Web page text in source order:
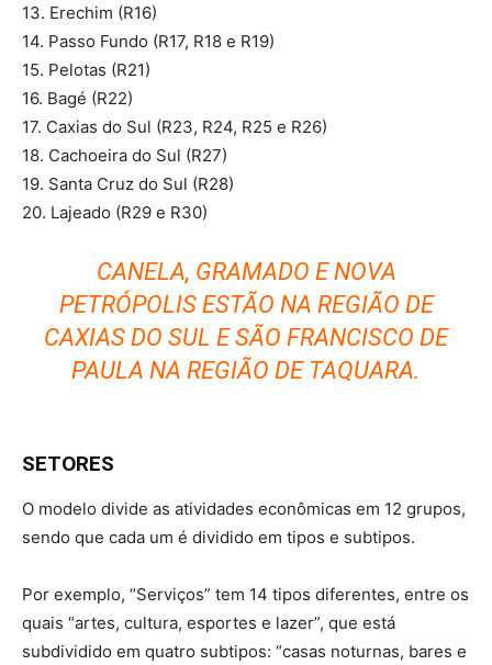
13. Erechim (R16)
14. Passo Fundo (R17, R18 e R19)
15. Pelotas (R21)
16. Bagé (R22)
17. Caxias do Sul (R23, R24, R25 e R26)
18. Cachoeira do Sul (R27)
19. Santa Cruz do Sul (R28)
20. Lajeado (R29 e R30)
CANELA, GRAMADO E NOVA
PETRÓPOLIS ESTÃO NA REGIÃO DE
CAXIAS DO SUL E SÃO FRANCISCO DE
PAULA NA REGIÃO DE TAQUARA.
SETORES
O modelo divide as atividades econômicas em 12 grupos,
sendo que cada um é dividido em tipos e subtipos.
Por exemplo, “Serviços” tem 14 tipos diferentes, entre os
quais “artes, cultura, esportes e lazer”, que está
subdividido em quatro subtipos: “casas noturnas, bares e